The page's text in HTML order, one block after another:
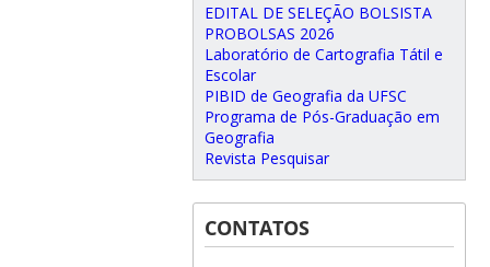
EDITAL DE SELEÇÃO BOLSISTA
PROBOLSAS 2026
Laboratório de Cartografia Tátil e
Escolar
PIBID de Geografia da UFSC
Programa de Pós-Graduação em
Geografia
Revista Pesquisar
CONTATOS